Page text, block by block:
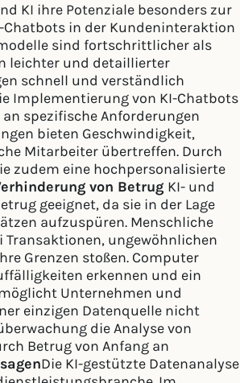
KI ihre Potenziale besonders zur
Chatbots in der Kundeninteraktion
sind fortschrittlicher als
leichter und detaillierter
schnell und verständlich
Implementierung von KI-Chatbots
spezifische Anforderungen
bieten Geschwindigkeit,
Mitarbeiter übertreffen. Durch
zudem eine hochpersonalisierte
von Betrug KI- und
geeignet, da sie in der Lage
aufzuspüren. Menschliche
ungewöhnlichen
Grenzen stoßen. Computer
erkennen und ein
Unternehmen und
einzigen Datenquelle nicht
die Analyse von
Betrug von Anfang an
Die KI-gestützte Datenanalyse